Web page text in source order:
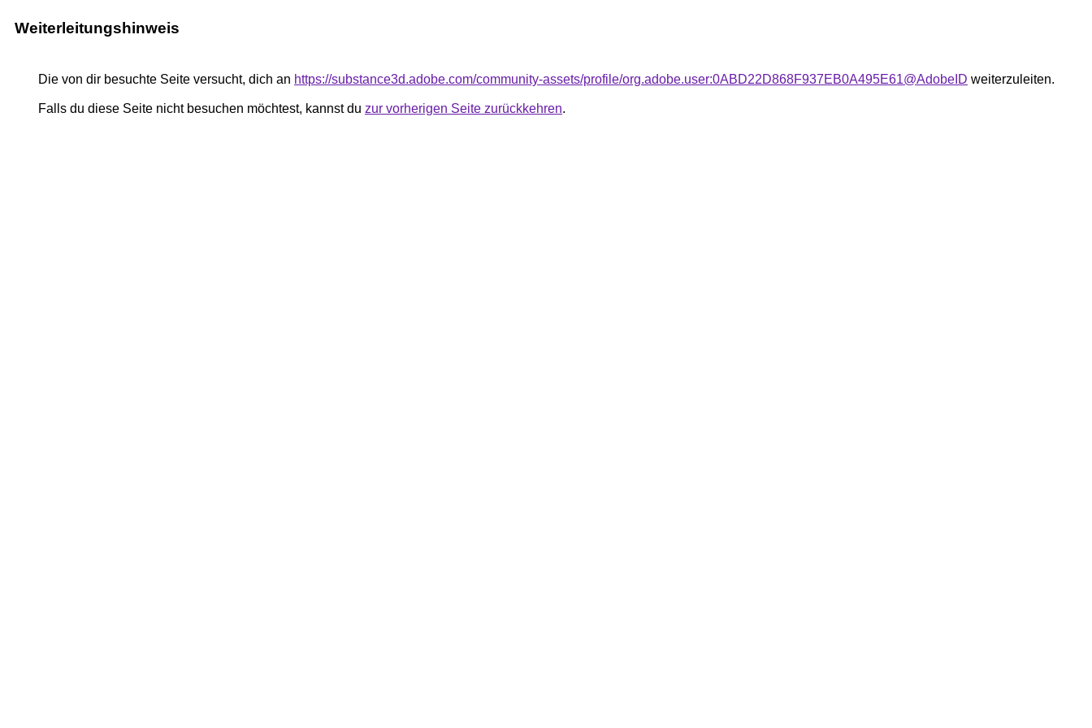
Weiterleitungshinweis
Die von dir besuchte Seite versucht, dich an https://substance3d.adobe.com/community-assets/profile/org.adobe.user:0ABD22D868F937EB0A495E61@AdobeID weiterzuleiten.
Falls du diese Seite nicht besuchen möchtest, kannst du zur vorherigen Seite zurückkehren.